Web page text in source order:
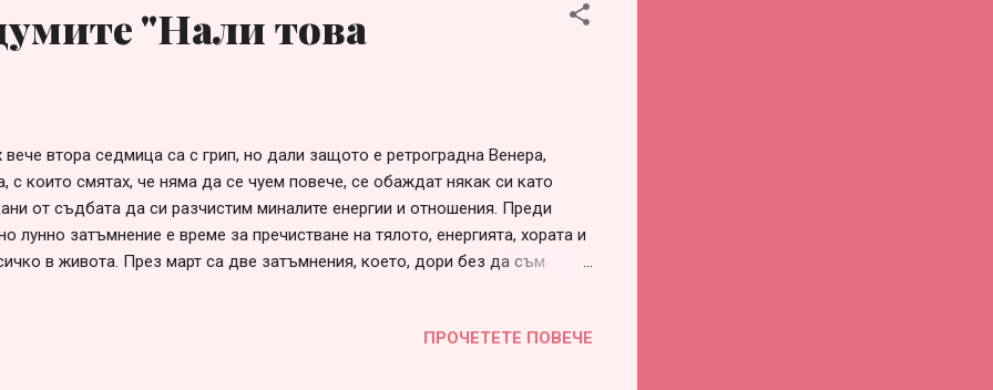
с ...
"Нали това
вече втора седмица са с грип, но дали защото е ретроградна Венера,
с които смятах, че няма да се чуем повече, се обаждат някак си като
от съдбата да си разчистим миналите енергии и отношения. Преди
лунно затъмнение е време за пречистване на тялото, енергията, хората и
в живота. През март са две затъмнения, което, дори без да съм
дори себе си за момент Понеже съм в къщи и доста неща осъзнавам и
ПРОЧЕТЕТЕ ПОВЕЧЕ